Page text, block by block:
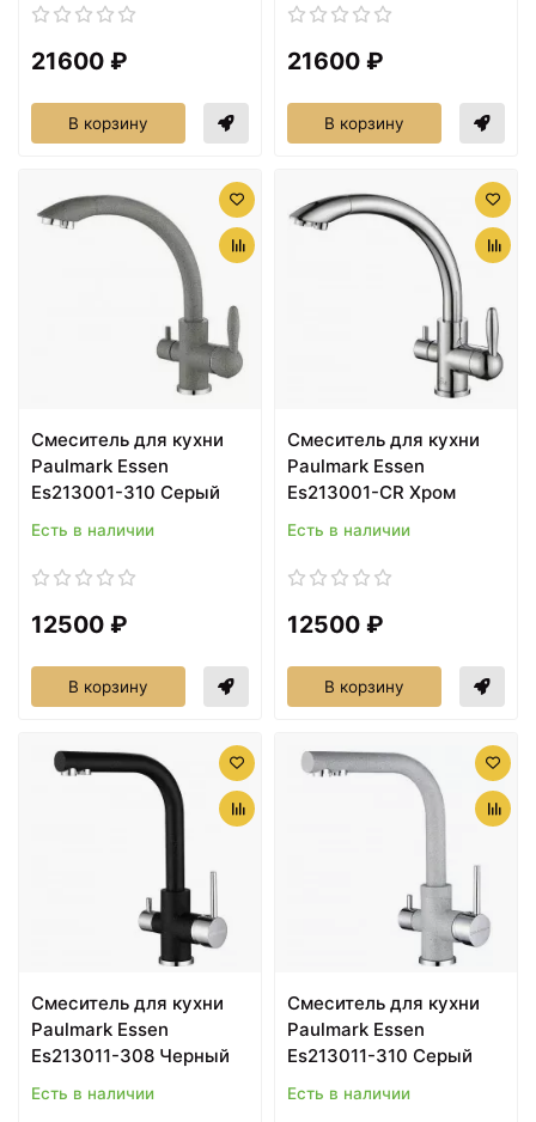
21600 ₽
В корзину
21600 ₽
В корзину
Смеситель для кухни
Paulmark Essen
Es213001-310 Серый
Есть в наличии
12500 ₽
В корзину
Смеситель для кухни
Paulmark Essen
Es213001-CR Хром
Есть в наличии
12500 ₽
В корзину
Смеситель для кухни
Paulmark Essen
Es213011-308 Черный
Есть в наличии
Смеситель для кухни
Paulmark Essen
Es213011-310 Серый
Есть в наличии